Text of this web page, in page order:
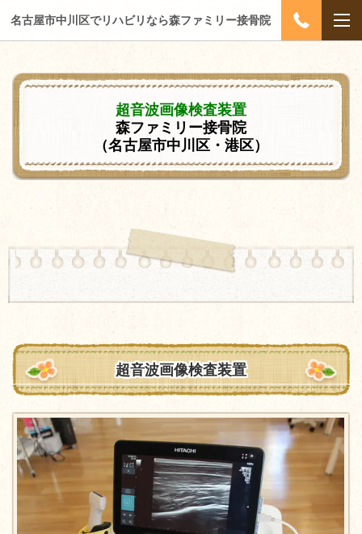
名古屋市中川区でリハビリなら森ファミリー接骨院
超音波画像検査装置
森ファミリー接骨院
（名古屋市中川区・港区）
超音波画像検査装置